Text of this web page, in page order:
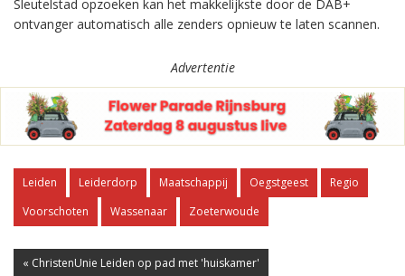
Sleutelstad opzoeken kan het makkelijkste door de DAB+
ontvanger automatisch alle zenders opnieuw te laten scannen.
Advertentie
Leiden Leiderdorp Maatschappij Oegstgeest
Regio
Voorschoten
Wassenaar Zoeterwoude
« ChristenUnie Leiden op pad met 'huiskamer'